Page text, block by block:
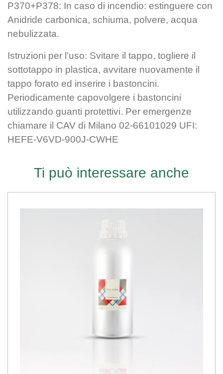
P370+P378: In caso di incendio: estinguere con
Anidride carbonica, schiuma, polvere, acqua
nebulizzata.
Istruzioni per l’uso: Svitare il tappo, togliere il
sottotappo in plastica, avvitare nuovamente il
tappo forato ed inserire i bastoncini.
Periodicamente capovolgere i bastoncini
utilizzando guanti protettivi. Per emergenze
chiamare il CAV di Milano 02-66101029 UFI:
HEFE-V6VD-900J-CWHE
Ti può interessare anche